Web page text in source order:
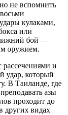
не вспомнить
кулаками,
или
бой —
оружием.
и
удар, который
В Таиланде, где
азы
проходит до
других видах